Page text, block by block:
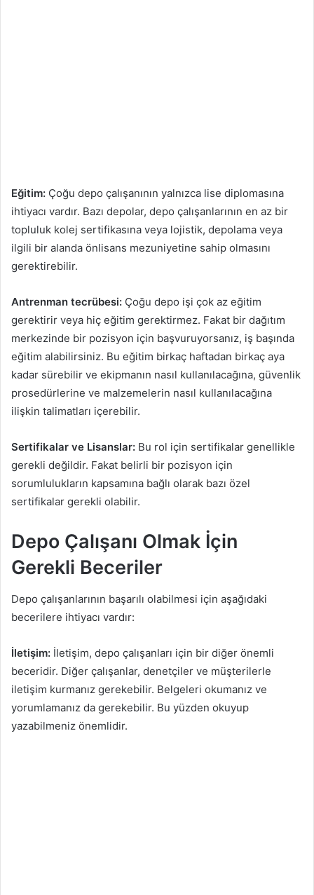
Eğitim: Çoğu depo çalışanının yalnızca lise diplomasına
ihtiyacı vardır. Bazı depolar, depo çalışanlarının en az bir
topluluk kolej sertifikasına veya lojistik, depolama veya
ilgili bir alanda önlisans mezuniyetine sahip olmasını
gerektirebilir.
Antrenman tecrübesi: Çoğu depo işi çok az eğitim
gerektirir veya hiç eğitim gerektirmez. Fakat bir dağıtım
merkezinde bir pozisyon için başvuruyorsanız, iş başında
eğitim alabilirsiniz. Bu eğitim birkaç haftadan birkaç aya
kadar sürebilir ve ekipmanın nasıl kullanılacağına, güvenlik
prosedürlerine ve malzemelerin nasıl kullanılacağına
ilişkin talimatları içerebilir.
Sertifikalar ve Lisanslar: Bu rol için sertifikalar genellikle
gerekli değildir. Fakat belirli bir pozisyon için
sorumlulukların kapsamına bağlı olarak bazı özel
sertifikalar gerekli olabilir.
Depo Çalışanı Olmak İçin
Gerekli Beceriler
Depo çalışanlarının başarılı olabilmesi için aşağıdaki
becerilere ihtiyacı vardır:
İletişim: İletişim, depo çalışanları için bir diğer önemli
beceridir. Diğer çalışanlar, denetçiler ve müşterilerle
iletişim kurmanız gerekebilir. Belgeleri okumanız ve
yorumlamanız da gerekebilir. Bu yüzden okuyup
yazabilmeniz önemlidir.